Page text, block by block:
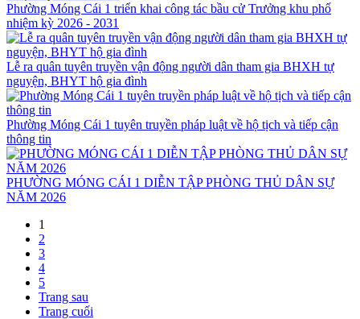
Phường Móng Cái 1 triển khai công tác bầu cử Trưởng khu phố
nhiệm kỳ 2026 - 2031
Lễ ra quân tuyên truyền vận động người dân tham gia BHXH tự
nguyện, BHYT hộ gia đình
Phường Móng Cái 1 tuyên truyền pháp luật về hộ tịch và tiếp cận
thông tin
PHƯỜNG MÓNG CÁI 1 DIỄN TẬP PHÒNG THỦ DÂN SỰ
NĂM 2026
1
2
3
4
5
Trang sau
Trang cuối